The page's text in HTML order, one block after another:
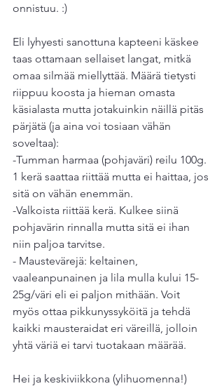
onnistuu. :)
Eli lyhyesti sanottuna kapteeni käskee
taas ottamaan sellaiset langat, mitkä
omaa silmää miellyttää. Määrä tietysti
riippuu koosta ja hieman omasta
käsialasta mutta jotakuinkin näillä pitäs
pärjätä (ja aina voi tosiaan vähän
soveltaa):
-Tumman harmaa (pohjaväri) reilu 100g.
1 kerä saattaa riittää mutta ei haittaa, jos
sitä on vähän enemmän.
-Valkoista riittää kerä. Kulkee siinä
pohjavärin rinnalla mutta sitä ei ihan
niin paljoa tarvitse.
- Maustevärejä: keltainen,
vaaleanpunainen ja lila mulla kului 15-
25g/väri eli ei paljon mithään. Voit
myös ottaa pikkunyssyköitä ja tehdä
kaikki mausteraidat eri väreillä, jolloin
yhtä väriä ei tarvi tuotakaan määrää.
Hei ja keskiviikkona (ylihuomenna!)